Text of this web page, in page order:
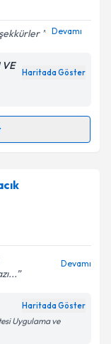
belirtilen
Devamı
VE
Haritada Göster
takvimi talebi
için bir
Aydınlatma
belirtilen
Devamı
Haritada Göster
Uygulama ve